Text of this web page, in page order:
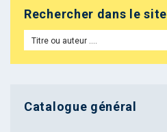
Rechercher dans le site
Catalogue général